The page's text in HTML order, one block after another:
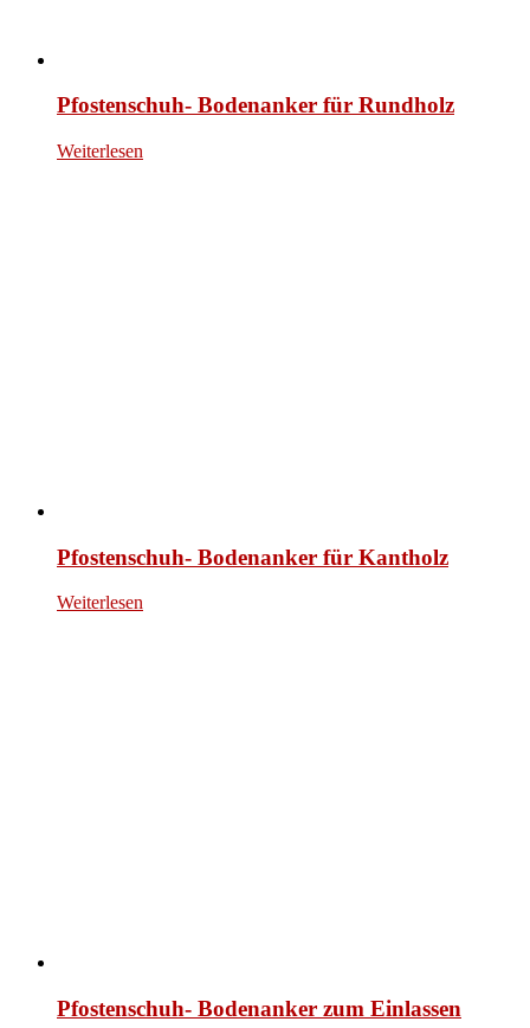
Pfostenschuh- Bodenanker für Rundholz
Weiterlesen
Pfostenschuh- Bodenanker für Kantholz
Weiterlesen
Pfostenschuh- Bodenanker zum Einlassen